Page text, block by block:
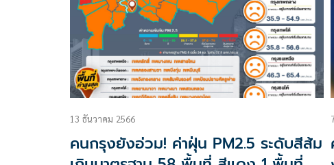
13 ธันวาคม 2566
คนกรุงยังอ่วม! ค่าฝุ่น PM2.5 ระดับสีส้ม